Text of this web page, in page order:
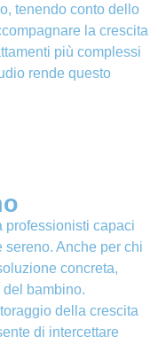
tenendo conto dello
la crescita
più complessi
rende questo
professionisti capaci
Anche per chi
concreta,
bambino.
della crescita
di intercettare